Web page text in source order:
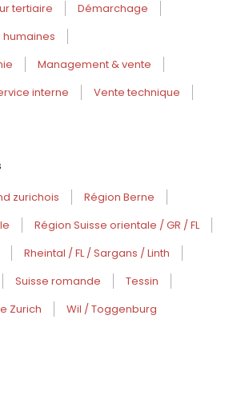
tertiaire
Démarchage
humaines
Management & vente
interne
Vente technique
zurichois
Région Berne
Région Suisse orientale / GR / FL
Rheintal / FL / Sargans / Linth
Suisse romande
Tessin
Zurich
Wil / Toggenburg